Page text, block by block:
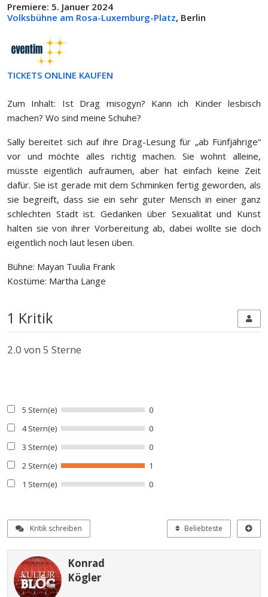
Premiere: 5. Januer 2024
Volksbühne am Rosa-Luxemburg-Platz, Berlin
TICKETS ONLINE KAUFEN
Zum Inhalt: Ist Drag misogyn? Kann ich Kinder lesbisch
machen? Wo sind meine Schuhe?
Sally bereitet sich auf ihre Drag-Lesung für „ab Fünfjährige“
vor und möchte alles richtig machen. Sie wohnt alleine,
müsste eigentlich aufräumen, aber hat einfach keine Zeit
dafür. Sie ist gerade mit dem Schminken fertig geworden, als
sie begreift, dass sie ein sehr guter Mensch in einer ganz
schlechten Stadt ist. Gedanken über Sexualität und Kunst
halten sie von ihrer Vorbereitung ab, dabei wollte sie doch
eigentlich noch laut lesen üben.
Bühne: Mayan Tuulia Frank
Kostüme: Martha Lange
1 Kritik
2.0 von 5 Sterne
5 Stern(e)
0
4 Stern(e)
0
3 Stern(e)
0
2 Stern(e)
1
1 Stern(e)
0
Kritik schreiben Beliebteste
Konrad
Kögler